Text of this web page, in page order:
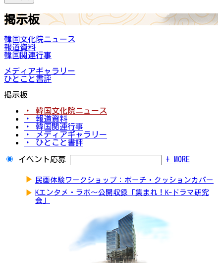
掲示板
韓国文化院ニュース
報道資料
韓国関連行事
メディアギャラリー
ひとこと書評
掲示板
・ 韓国文化院ニュース
・ 報道資料
・ 韓国関連行事
・ メディアギャラリー
・ ひとこと書評
イベント応募 + MORE
▶ 民画体験ワークショップ：ポーチ・クッションカバー
▶ Kエンタメ・ラボ～公開収録「集まれ！K-ドラマ研究
会」